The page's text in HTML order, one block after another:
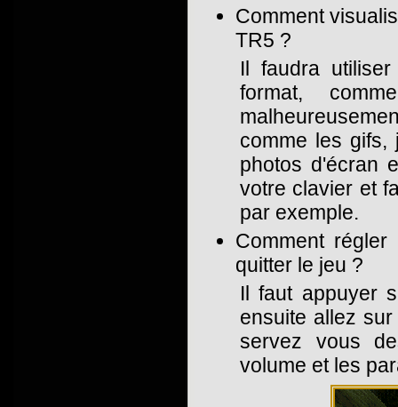
Comment
TR5 ?
Il faudra
format,
comme les gifs,
photos d'écran
votre clavier et
par exemple.
Comment
quitter le jeu ?
Il faut appuyer
ensuite allez
servez vous
volume et les